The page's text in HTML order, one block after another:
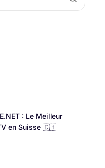
: Le Meilleur
en Suisse 🇨🇭